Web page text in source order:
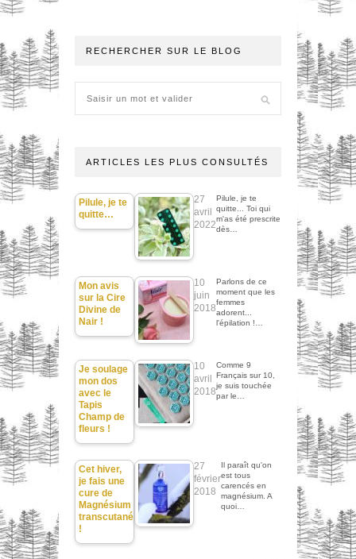
RECHERCHER SUR LE BLOG
ARTICLES LES PLUS CONSULTÉS
Pilule, je te
quitte…
27
avril
2022
Pilule, je te
quitte... Toi qui
m'as été prescrite
dès…
Mon avis
sur la Cire
Divine de
Nair !
10
juin
2018
Parlons de ce
moment que les
femmes
adorent...
l'épilation !…
Je soulage
mon dos
avec le
Tapis
Champ de
fleurs !
10
avril
2018
Comme 9
Français sur 10,
je suis touchée
par le…
Cet hiver,
je fais une
cure de
Magnésium
transcutané
!
27
février
2018
Il paraît qu'on
est tous
carencés en
magnésium. A
quoi…